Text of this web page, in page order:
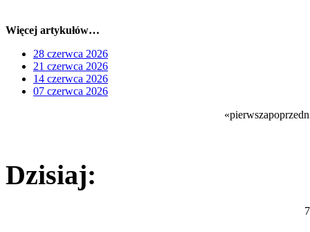
Więcej artykułów…
28 czerwca 2026
21 czerwca 2026
14 czerwca 2026
07 czerwca 2026
«pierwsza
Dzisiaj: